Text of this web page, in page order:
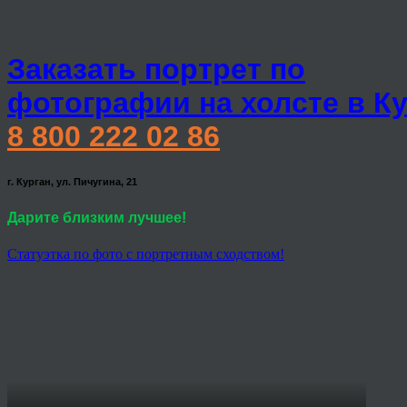
Заказать портрет по
фотографии на холсте в
8 800 222 02 86
г. Курган, ул. Пичугина, 21
Дарите близким лучшее!
Статуэтка по фото с портретным сходством!